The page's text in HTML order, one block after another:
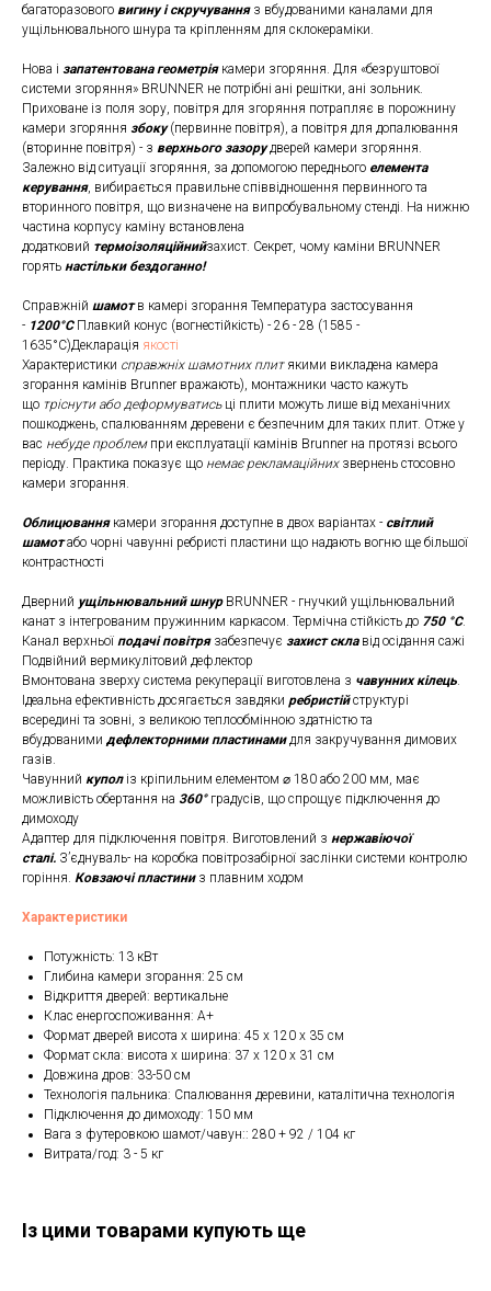
багаторазового вигину і скручуванняз вбудованими каналами для
ущільнювального шнура та кріпленням для склокераміки.
Нова і запатентована геометріякамери згоряння. Для «безруштової
системи згоряння» BRUNNER не потрібні ані решітки, ані зольник.
Приховане із поля зору, повітря для згоряння потрапляє в порожнину
камери згоряння збоку(первинне повітря), а повітря для допалювання
(вторинне повітря) - з верхнього зазорудверей камери згоряння.
Залежно від ситуації згоряння, за допомогою переднього елемента
керування, вибирається правильне співвідношення первинного та
вторинного повітря, що визначене на випробувальному стенді. На нижню
частина корпусу каміну встановлена
додатковий термоізоляційнийзахист. Секрет, чому каміни BRUNNER
горять настільки бездоганно!
Справжній шамотв камері згорання Температура застосування
- 1200°CПлавкий конус (вогнестійкість) - 26 - 28 (1585 -
1635°C)Декларація якості
Характеристики справжніх шамотних плитякими викладена камера
згорання камінів Brunner вражають), монтажники часто кажуть
що тріснути або деформуватисьці плити можуть лише від механічних
пошкоджень, спалюванням деревени є безпечним для таких плит. Отже у
вас небуде проблемпри експлуатації камінів Brunner на протязі всього
періоду. Практика показує що немає рекламаційнихзвернень стосовно
камери згорання.
Облицюваннякамери згорання доступне в двох варіантах - світлий
шамотабо чорні чавунні ребристі пластини що надають вогню ще більшої
контрастності
Дверний ущільнювальний шнурBRUNNER - гнучкий ущільнювальний
канат з інтегрованим пружинним каркасом. Термічна стійкість до 750 °C.
Канал верхньої подачі повітрязабезпечує захист склавід осідання сажі
Подвійний вермикулітовий дефлектор
Вмонтована зверху система рекуперації виготовлена з чавунних кілець.
Ідеальна ефективність досягається завдяки ребристійструктурі
всередині та зовні, з великою теплообмінною здатністю та
вбудованими дефлекторними пластинамидля закручування димових
газів.
Чавунний куполіз кріпильним елементом ⌀ 180 або 200 мм, має
можливість обертання на 360°градусів, що спрощує підключення до
димоходу
Адаптер для підключення повітря. Виготовлений з нержавіючої
сталі. З’єднуваль- на коробка повітрозабірної заслінки системи контролю
горіння. Ковзаючі пластиниз плавним ходом
Характеристики
Потужність: 13 кВт
Глибина камери згорання: 25 см
Відкриття дверей: вертикальне
Клас енергоспоживання: А+
Формат дверей висота х ширина: 45 х 120 х 35 см
Формат скла: висота х ширина: 37 х 120 х 31 см
Довжина дров: 33-50 см
Технологія пальника: Спалювання деревини, каталітична технологія
Підключення до димоходу: 150 мм
Вага з футеровкою шамот/чавун:: 280 + 92 / 104 кг
Витрата/год: 3 - 5 кг
Із цими товарами купують ще